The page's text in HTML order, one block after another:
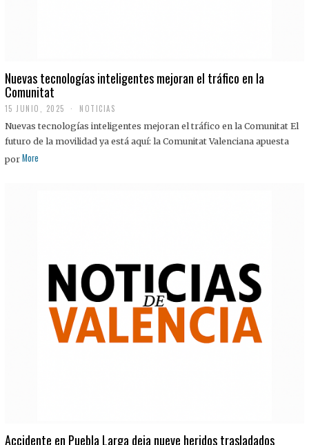
Nuevas tecnologías inteligentes mejoran el tráfico en la
Comunitat
15 JUNIO, 2025 NOTICIAS
Nuevas tecnologías inteligentes mejoran el tráfico en la Comunitat El
futuro de la movilidad ya está aquí: la Comunitat Valenciana apuesta
por More
Accidente en Puebla Larga deja nueve heridos trasladados